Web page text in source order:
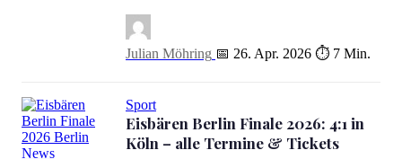
Julian Möhring 📅 26. Apr. 2026 ⏱ 7 Min.
Sport
Eisbären Berlin Finale 2026: 4:1 in
Köln – alle Termine & Tickets